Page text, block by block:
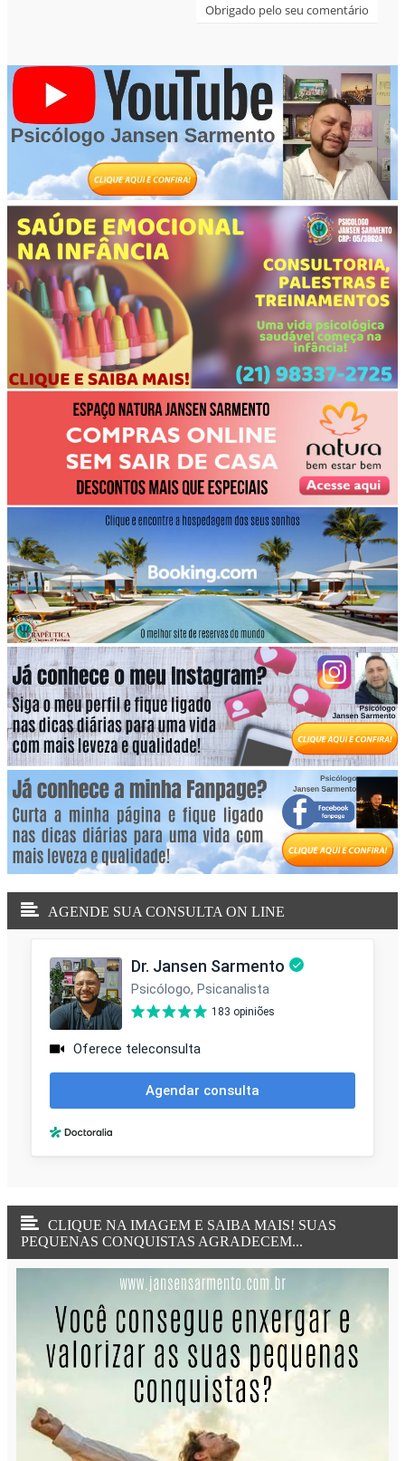
Obrigado pelo seu comentário
AGENDE SUA CONSULTA ON LINE
CLIQUE NA IMAGEM E SAIBA MAIS! SUAS
PEQUENAS CONQUISTAS AGRADECEM...